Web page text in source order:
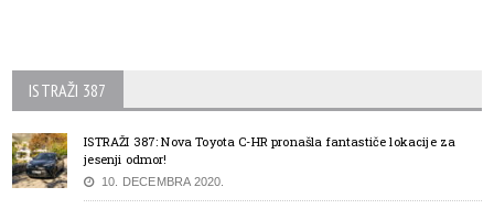
ISTRAŽI 387
ISTRAŽI 387: Nova Toyota C-HR pronašla fantastiče lokacije za
jesenji odmor!
10. DECEMBRA 2020.